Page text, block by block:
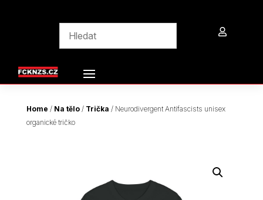

Home / Na tělo/ Trička / Neurodivergent Antifascists unisex
organické tričko